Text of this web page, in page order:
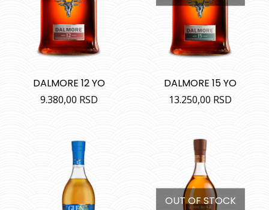
DALMORE 12 YO
9.380,00 RSD
DALMORE 15 YO
13.250,00 RSD
OUT OF STOCK